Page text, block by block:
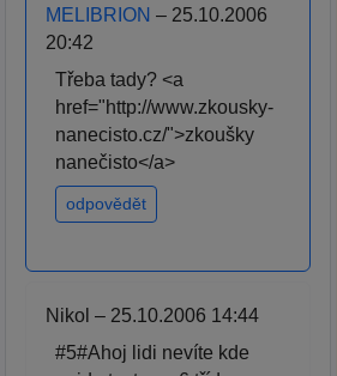
MELIBRION – 25.10.2006
20:42
Třeba tady? <a
href="http://www.zkousky-
nanecisto.cz/">zkoušky
nanečisto</a>
odpovědět
Nikol – 25.10.2006 14:44
#5#Ahoj lidi nevíte kde